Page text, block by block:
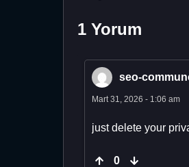
1 Yorum
seo-
Mart 31, 2026 - 1:06 am
just delete your
0